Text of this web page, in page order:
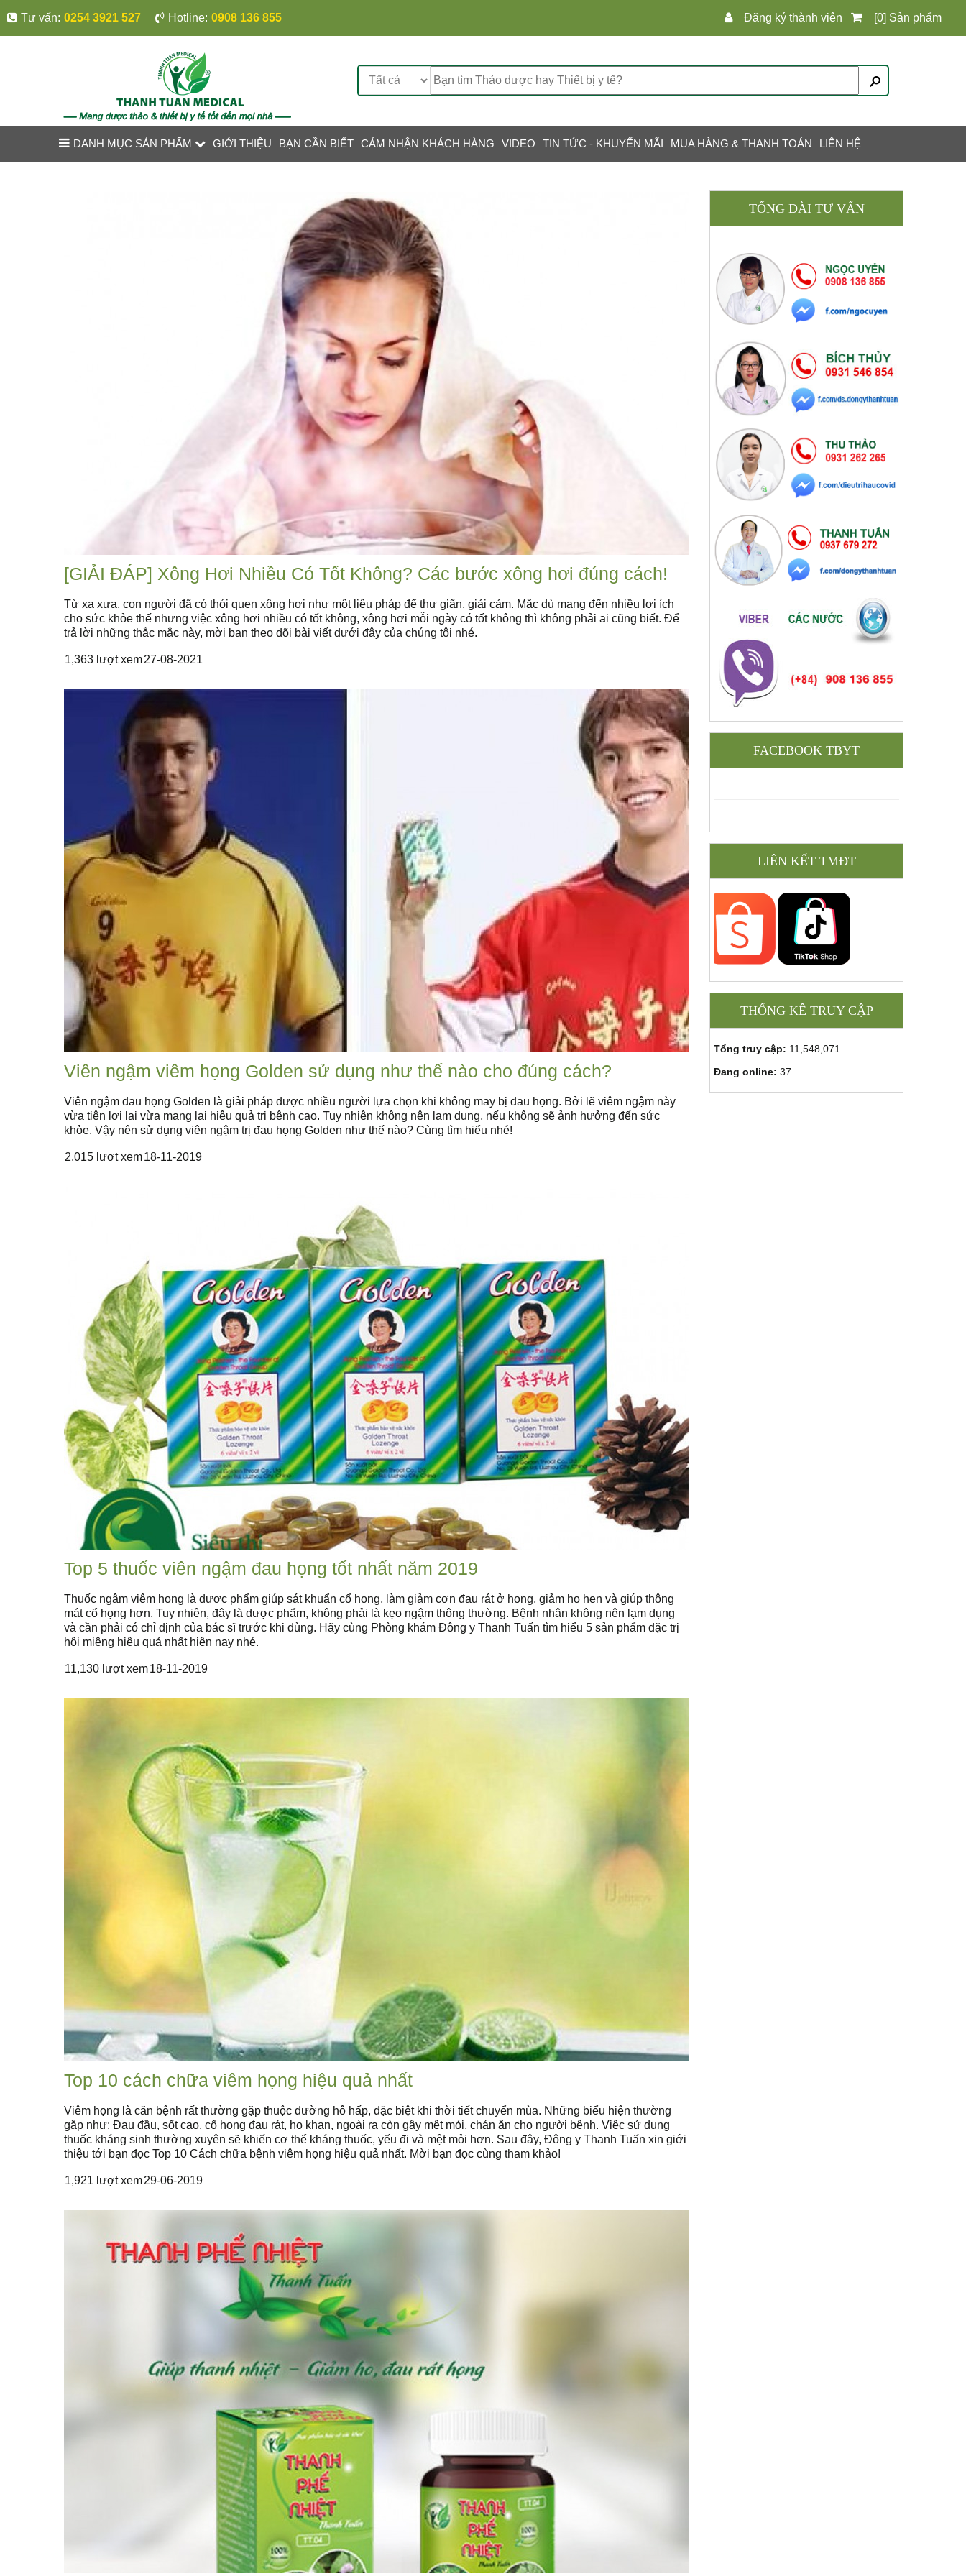
Tư vấn: 0254 3921 527 Hotline: 0908 136 855 Đăng ký thành viên [0] Sản phẩm
DANH MỤC SẢN PHẨM GIỚI THIỆU BẠN CẦN BIẾT CẢM NHẬN KHÁCH HÀNG VIDEO TIN TỨC - KHUYẾN MÃI MUA HÀNG & THANH TOÁN LIÊN HỆ
[GIẢI ĐÁP] Xông Hơi Nhiều Có Tốt Không? Các bước xông hơi đúng cách!
Từ xa xưa, con người đã có thói quen xông hơi như một liệu pháp để thư giãn, giải cảm. Mặc dù mang đến nhiều lợi ích
cho sức khỏe thế nhưng việc xông hơi nhiều có tốt không, xông hơi mỗi ngày có tốt không thì không phải ai cũng biết. Để
trả lời những thắc mắc này, mời bạn theo dõi bài viết dưới đây của chúng tôi nhé.
1,363 lượt xem27-08-2021
Viên ngậm viêm họng Golden sử dụng như thế nào cho đúng cách?
Viên ngậm đau họng Golden là giải pháp được nhiều người lựa chọn khi không may bị đau họng. Bởi lẽ viêm ngậm này
vừa tiện lợi lại vừa mang lại hiệu quả trị bệnh cao. Tuy nhiên không nên lạm dụng, nếu không sẽ ảnh hưởng đến sức
khỏe. Vậy nên sử dụng viên ngậm trị đau họng Golden như thế nào? Cùng tìm hiểu nhé!
2,015 lượt xem18-11-2019
Top 5 thuốc viên ngậm đau họng tốt nhất năm 2019
Thuốc ngậm viêm họng là dược phẩm giúp sát khuẩn cổ họng, làm giảm cơn đau rát ở họng, giảm ho hen và giúp thông
mát cổ họng hơn. Tuy nhiên, đây là dược phẩm, không phải là kẹo ngậm thông thường. Bệnh nhân không nên lạm dụng
và cần phải có chỉ định của bác sĩ trước khi dùng. Hãy cùng Phòng khám Đông y Thanh Tuấn tìm hiểu 5 sản phẩm đặc trị
hôi miệng hiệu quả nhất hiện nay nhé.
11,130 lượt xem18-11-2019
Top 10 cách chữa viêm họng hiệu quả nhất
Viêm họng là căn bệnh rất thường gặp thuộc đường hô hấp, đặc biệt khi thời tiết chuyển mùa. Những biểu hiện thường
gặp như: Đau đầu, sốt cao, cổ họng đau rát, ho khan, ngoài ra còn gây mệt mỏi, chán ăn cho người bệnh. Việc sử dụng
thuốc kháng sinh thường xuyên sẽ khiến cơ thể kháng thuốc, yếu đi và mệt mỏi hơn. Sau đây, Đông y Thanh Tuấn xin giới
thiệu tới bạn đọc Top 10 Cách chữa bệnh viêm họng hiệu quả nhất. Mời bạn đọc cùng tham khảo!
1,921 lượt xem29-06-2019
TỔNG ĐÀI TƯ VẤN
FACEBOOK TBYT
LIÊN KẾT TMĐT
THỐNG KÊ TRUY CẬP
Tổng truy cập: 11,548,071
Đang online: 37